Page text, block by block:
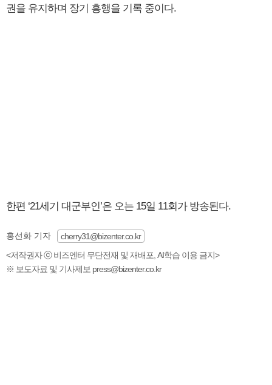
권을 유지하며 장기 흥행을 기록 중이다.
한편 ‘21세기 대군부인’은 오는 15일 11회가 방송된다.
홍선화 기자
cherry31@bizenter.co.kr
<저작권자 ⓒ 비즈엔터 무단전재 및 재배포, AI학습 이용 금지>
※ 보도자료 및 기사제보 press@bizenter.co.kr